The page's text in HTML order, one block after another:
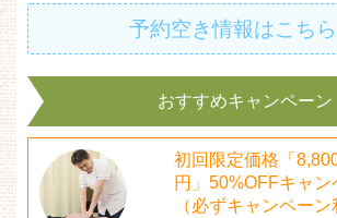
予約空き情報はこちら
おすすめキャンペーン
初回限定価格「
円」50%OFFキャン
（必ずキャンペーン